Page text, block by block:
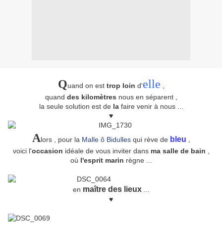
Quand on esttrop loin d'elle
quand des kilomètres nous en séparent ,
la seule solution est de la faire venir à nous ...
♥
Alors , pour la Malle ô Bidulles qui rève de bleu
voici l'occasion idéale de vous inviter dans ma salle de bain
où l'esprit marin règne ...
en maître des lieux...
♥